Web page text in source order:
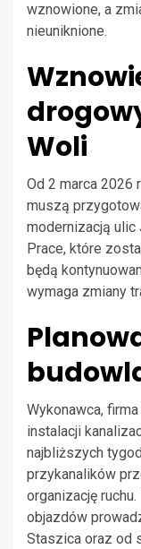
wznowione, a
nieuniknione.
Woli
Od 2 marca 2026
muszą
modernizacją ulic
Prace, które
będą
wymaga zmiany
Wykonawca,
instalacji
najbliższych
przykanalików
organizację
objazdów
Staszica oraz od